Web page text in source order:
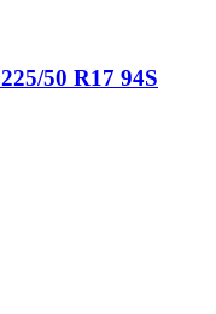
50 R17 94S